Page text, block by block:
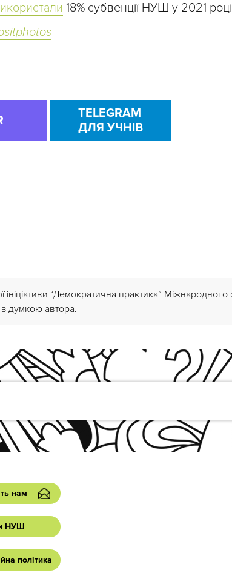
18% субвенції НУШ у 2021
TELEGRAM
ДЛЯ УЧНІВ
ініціативи “Демократична практика”
думкою автора.
нам
НУШ
політика